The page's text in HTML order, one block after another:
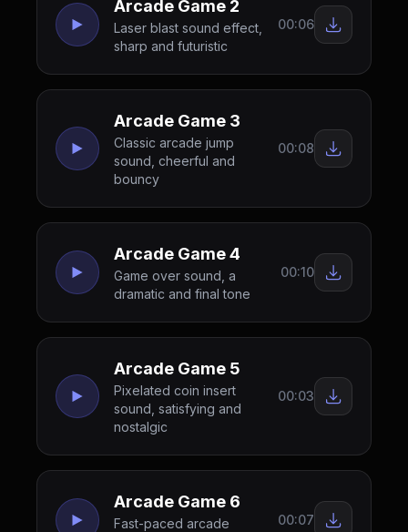
Arcade Game 2
Laser blast sound effect,
sharp and futuristic
00:06
Arcade Game 3
Classic arcade jump
sound, cheerful and
bouncy
00:08
Arcade Game 4
Game over sound, a
dramatic and final tone
00:10
Arcade Game 5
Pixelated coin insert
sound, satisfying and
nostalgic
00:03
Arcade Game 6
Fast-paced arcade
00:07